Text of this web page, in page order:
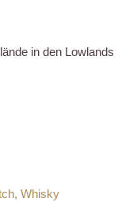
in den Lowlands
, Whisky